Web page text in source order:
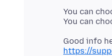
You can
https://